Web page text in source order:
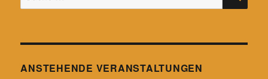
nach:
ANSTEHENDE VERANSTALTUNGEN